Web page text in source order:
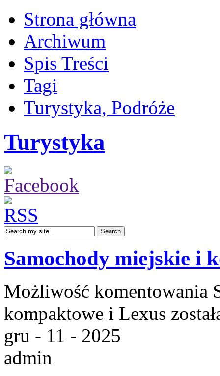
Strona główna
Archiwum
Spis Treści
Tagi
Turystyka, Podróże
Turystyka
Samochody miejskie i
Możliwość komentowania
kompaktowe i Lexus
gru - 11 - 2025
admin